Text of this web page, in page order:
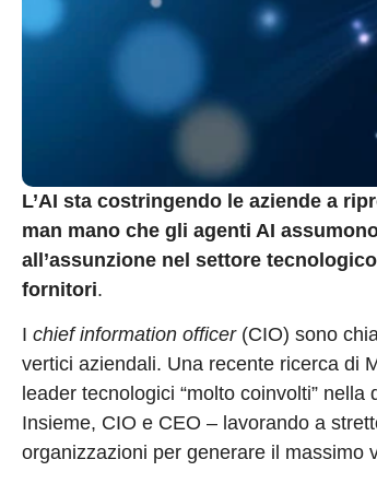
L’AI sta costringendo le aziende a
man mano che gli agenti AI
all’assunzione nel settore
fornitori.
I chief information officer(CIO) sono
vertici aziendali. Una recente ricerca di
leader tecnologici “molto coinvolti”
Insieme, CIO e CEO – lavorando a
organizzazioni per generare il massimo